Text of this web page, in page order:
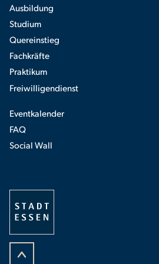
Ausbildung
Studium
Quereinstieg
Fachkräfte
Praktikum
Freiwilligendienst
Eventkalender
FAQ
Social Wall